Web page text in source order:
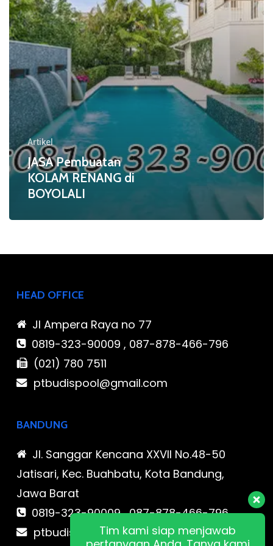
Artikel
JASA Pembuatan
KOLAM RENANG di
BOYOLALI
HEAD OFFICE
Jl Ampera Raya no 77
0819-323-90009 , 087-878-466-796
(021) 780 7511
ptbudispool@gmail.com
BANDUNG
Jl. Sanggar Kencana XXVII No.48-50
Jatisari, Kec. Buahbatu, Kota Bandung,
Jawa Barat
0819-323-90009 , 087-878-466-796
ptbudispool@gmail.comTim kami siap menjawab